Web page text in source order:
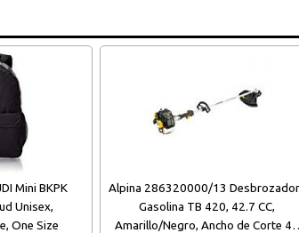
Mini BKPK
Unisex,
One Size
Alpina 286320000/13
Gasolina TB 420, 42.7 CC,
Amarillo/Negro, Ancho de Corte 45